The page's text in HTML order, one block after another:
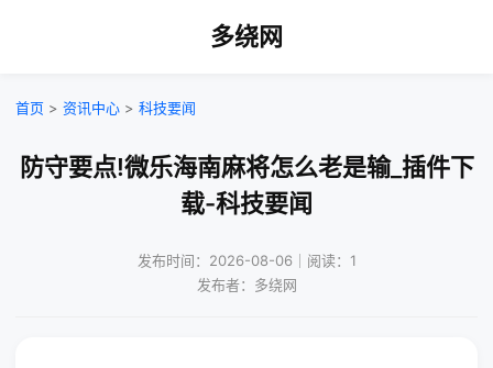
多绕网
首页 > 资讯中心 > 科技要闻
防守要点!微乐海南麻将怎么老是输_插件下
载-科技要闻
发布时间：2026-08-06｜阅读：1
发布者：多绕网